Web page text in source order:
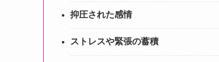
抑圧された感情
ストレスや緊張の蓄積